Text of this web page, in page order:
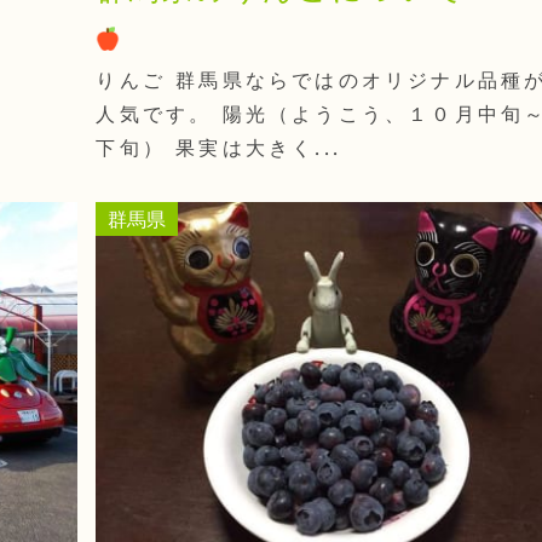
りんご 群馬県ならではのオリジナル品種
人気です。 陽光（ようこう、１０月中旬
下旬） 果実は大きく...
群馬県